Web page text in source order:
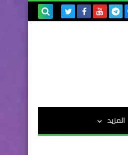
المزيد